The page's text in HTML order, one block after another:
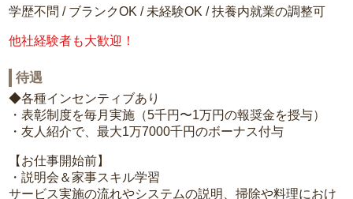
学歴不問 / ブランクOK / 未経験OK / 扶養内就業の調整可
他社経験者も大歓迎！
待遇
◆各種インセンティブあり
・表彰制度を毎月実施（5千円〜1万円の報奨金を授与）
・友人紹介で、最大1万7000千円のボーナス付与
【お仕事開始前】
・説明会＆家事スキル学習
サービス実施の流れやシステムの説明、掃除や料理におけ